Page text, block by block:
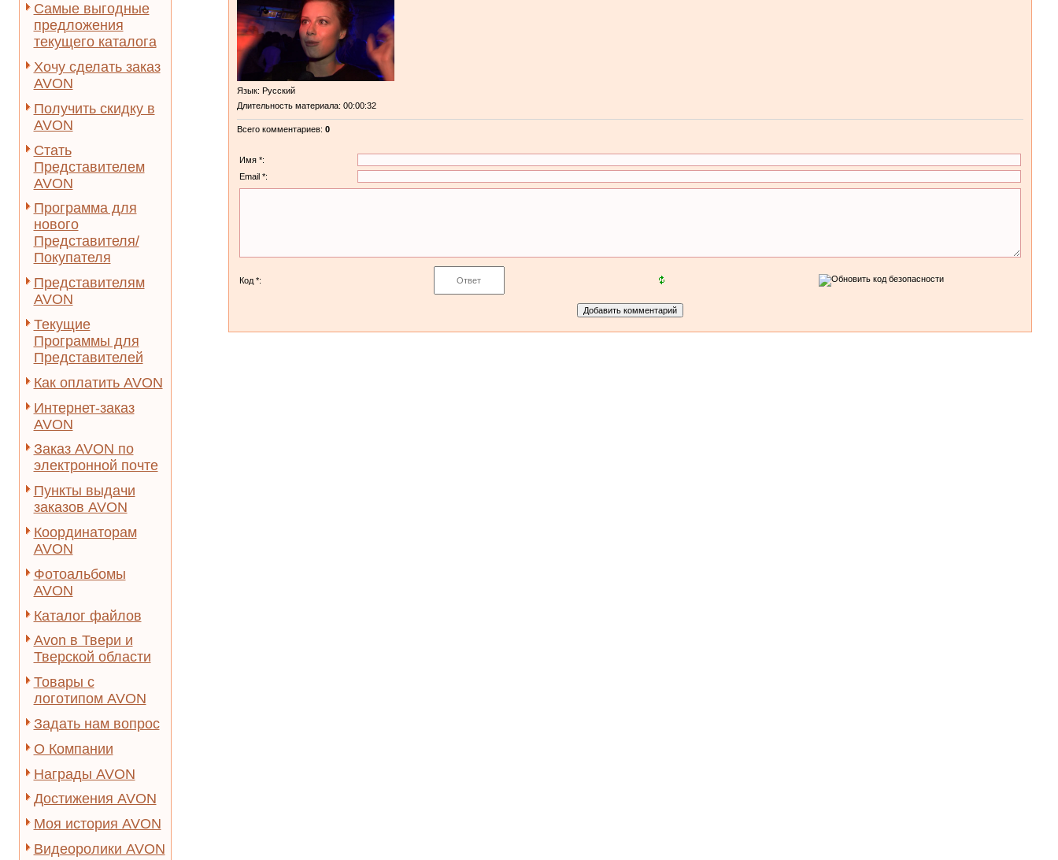
Самые выгодные
предложения
текущего каталога
Хочу сделать заказ
AVON
Получить скидку в
AVON
Стать
Представителем
AVON
Программа для
нового
Представителя/
Покупателя
Представителям
AVON
Текущие
Программы для
Представителей
Как оплатить AVON
Интернет-заказ
AVON
Заказ AVON по
электронной почте
Пункты выдачи
заказов AVON
Координаторам
AVON
Фотоальбомы
AVON
Каталог файлов
Avon в Твери и
Тверской области
Товары с
логотипом AVON
Задать нам вопрос
О Компании
Награды AVON
Достижения AVON
Моя история AVON
Видеоролики AVON
Язык: Русский
Длительность материала: 00:00:32
Всего комментариев: 0
Имя *:
Email *:
Код *: